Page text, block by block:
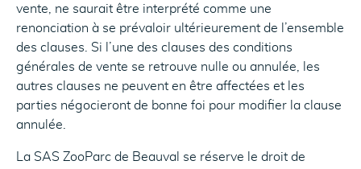
vente, ne saurait être interprété comme une
renonciation à se prévaloir ultérieurement de l’ensemble
des clauses. Si l’une des clauses des conditions
générales de vente se retrouve nulle ou annulée, les
autres clauses ne peuvent en être affectées et les
parties négocieront de bonne foi pour modifier la clause
annulée.
La SAS ZooParc de Beauval se réserve le droit de